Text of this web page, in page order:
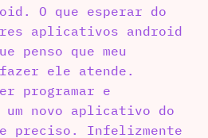
O que esperar do
aplicativos android
penso que meu
ele atende.
programar e
novo aplicativo do
preciso. Infelizmente